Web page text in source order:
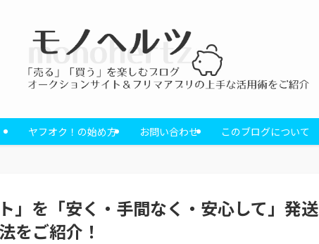
ヤフオク！の始め方 お問い合わせ このブログについて
」を「安く・手間なく・安心して」発送
をご紹介！